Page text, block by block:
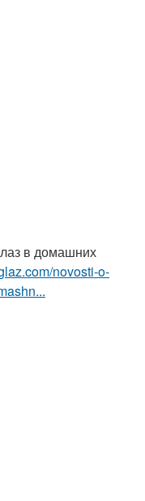
в домашних
novosti-o-